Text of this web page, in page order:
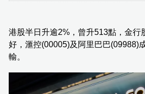
港股半日升逾2%，曾升513點，金行
好，滙控(00005)及阿里巴巴(09988)
輸。